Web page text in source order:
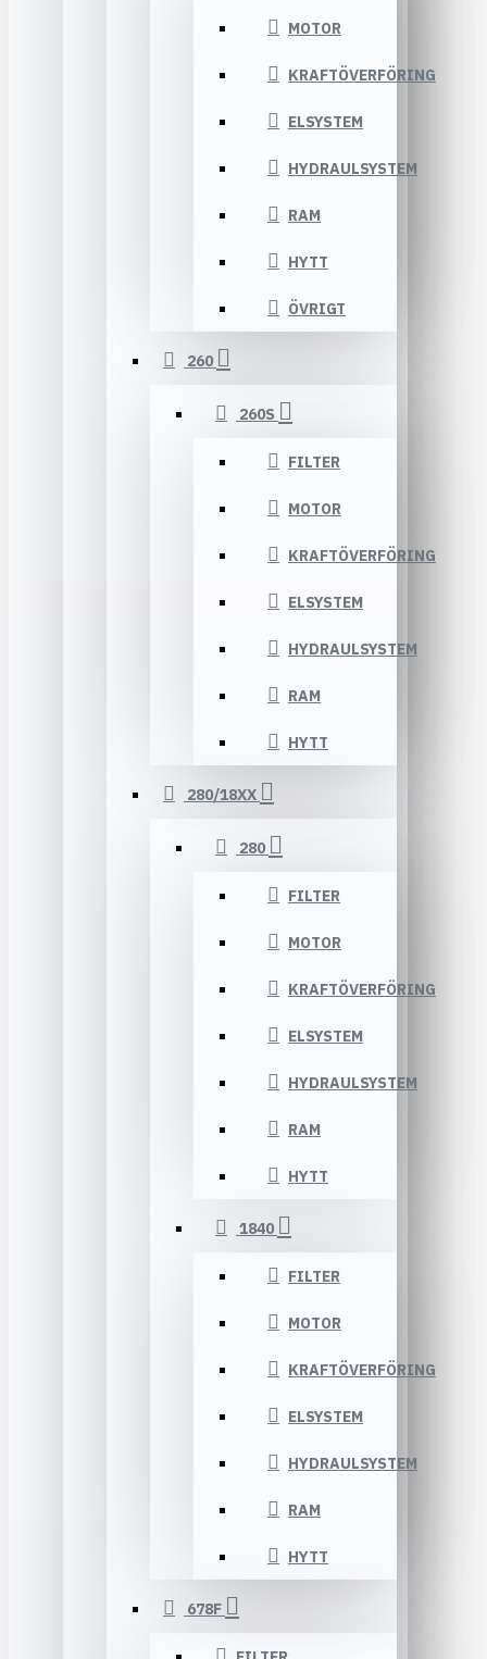
MOTOR
KRAFTÖVERFÖRING
ELSYSTEM
HYDRAULSYSTEM
RAM
HYTT
ÖVRIGT
260
260S
FILTER
MOTOR
KRAFTÖVERFÖRING
ELSYSTEM
HYDRAULSYSTEM
RAM
HYTT
280/18XX
280
FILTER
MOTOR
KRAFTÖVERFÖRING
ELSYSTEM
HYDRAULSYSTEM
RAM
HYTT
1840
FILTER
MOTOR
KRAFTÖVERFÖRING
ELSYSTEM
HYDRAULSYSTEM
RAM
HYTT
678F